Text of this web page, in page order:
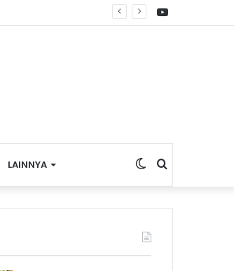
LAINNYA Search
for
Switch
skin